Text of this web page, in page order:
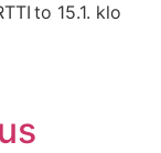
to 15.1. klo